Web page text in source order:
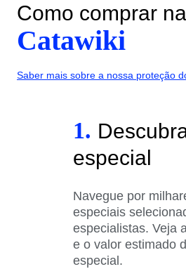
Como comprar na
Catawiki
Saber mais sobre a nossa proteção
1.
especial
Navegue por
especiais
especialistas. Veja
e o valor estimado
especial.